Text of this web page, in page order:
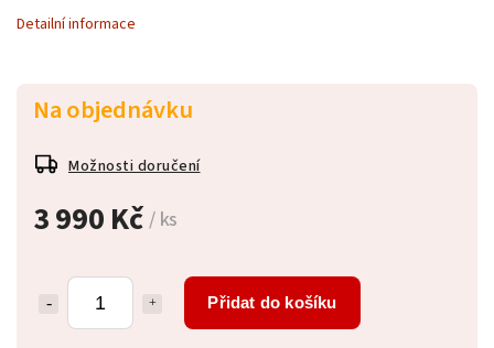
3 990 Kč/ ks
Přidat do košíku
Na objednávku
Možnosti doručení
Detailní informace